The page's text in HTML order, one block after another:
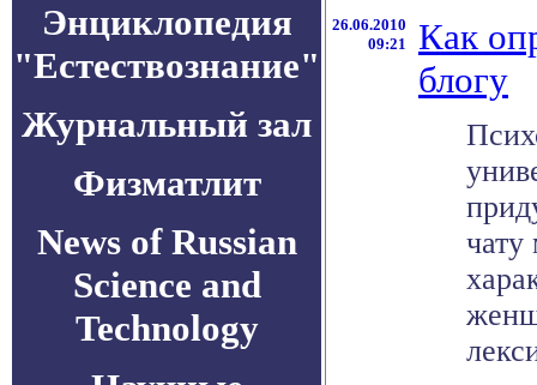
Энциклопедия
"Естествознание"
Журнальный зал
Физматлит
News of Russian
Science and
Technology
26.06.2010
09:21
Как
блогу
чату